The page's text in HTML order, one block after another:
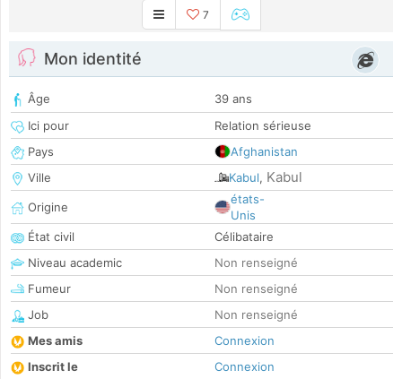
7
Mon identité
Âge
39 ans
Ici pour
Relation sérieuse
Pays
Afghanistan
Ville
Kabul, Kabul
Origine
états-
Unis
État civil
Célibataire
Niveau academic
Non renseigné
Fumeur
Non renseigné
Job
Non renseigné
Mes amis
Connexion
Inscrit le
Connexion